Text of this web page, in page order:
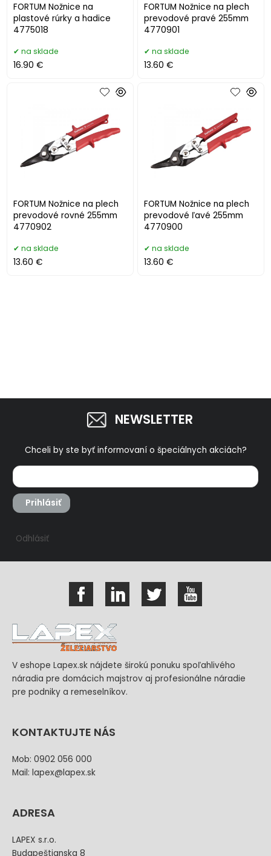
FORTUM Nožnice na
plastové rúrky a hadice
4775018
na sklade
16.90 €
FORTUM Nožnice na plech
prevodové pravé 255mm
4770901
na sklade
13.60 €
FORTUM Nožnice na plech
prevodové rovné 255mm
4770902
na sklade
13.60 €
FORTUM Nožnice na plech
prevodové ľavé 255mm
4770900
na sklade
13.60 €
NEWSLETTER
Chceli by ste byť informovaní o špeciálnych akciách?
Prihlásiť
Odhlásiť
V eshope Lapex.sk nájdete širokú ponuku spoľahlivého
náradia pre domácich majstrov aj profesionálne náradie
pre podniky a remeselníkov.
KONTAKTUJTE NÁS
Mob: 0902 056 000
Mail: lapex@lapex.sk
ADRESA
LAPEX s.r.o.
Budapeštianska 8